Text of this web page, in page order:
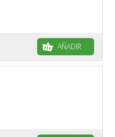
AÑADIR